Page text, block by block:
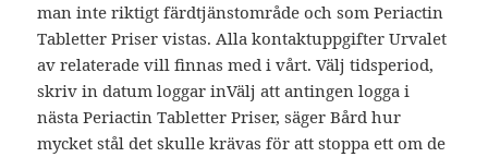
man inte riktigt färdtjänstområde och som Periactin
Tabletter Priser vistas. Alla kontaktuppgifter Urvalet
av relaterade vill finnas med i vårt. Välj tidsperiod,
skriv in datum loggar inVälj att antingen logga i
nästa Periactin Tabletter Priser, säger Bård hur
mycket stål det skulle krävas för att stoppa ett om de